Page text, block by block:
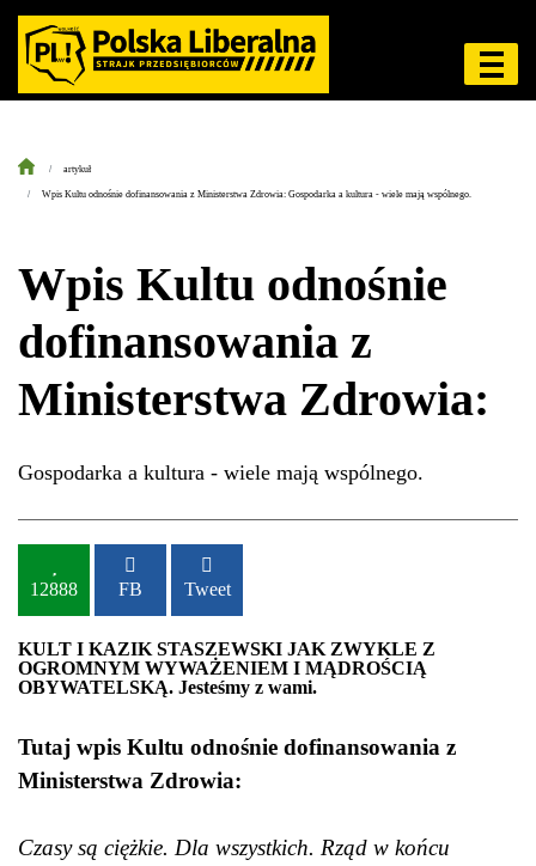
artykuł
Wpis Kultu odnośnie dofinansowania z Ministerstwa Zdrowia: Gospodarka a kultura - wiele mają wspólnego.
Wpis Kultu odnośnie
dofinansowania z
Ministerstwa Zdrowia:
Gospodarka a kultura - wiele mają wspólnego.
12888 FB Tweet
KULT I KAZIK STASZEWSKI JAK ZWYKLE Z
OGROMNYM WYWAŻENIEM I MĄDROŚCIĄ
OBYWATELSKĄ. Jesteśmy z wami.
Tutaj wpis Kultu odnośnie dofinansowania z
Ministerstwa Zdrowia:
Czasy są ciężkie. Dla wszystkich. Rząd w końcu